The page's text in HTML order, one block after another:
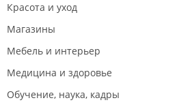
Красота и уход
Магазины
Мебель и интерьер
Медицина и здоровье
Обучение, наука, кадры